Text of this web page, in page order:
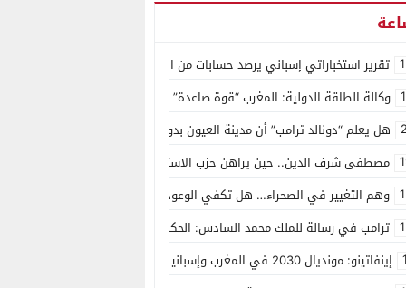
تقرير استخباراتي إسباني يرصد حسابات من الجزائر وأرقاما بـ”213+” ضمن حملة رقمية منظمة حرّضت على اقتحام سبتة
وكالة الطاقة الدولية: المغرب “قوة صاعدة” في سوق المعادن الاستراتيجية
هل يعلم “دونالد ترامب” أن مدينة العيون بدون ماء؟
مصطفى شرف الدين.. حين يراهن حزب الاستقلال على الكفاءة ويمنح الشباب
وهم التغيير في الصحراء… هل تكفي الوعود الفارغة لصناعة الواقع؟
ترامب في رسالة للملك محمد السادس: الحكم الذاتي هو الأساس الوحيد لحل
إينفاتينو: مونديال 2030 في المغرب وإسبانيا والبرتغال سيكون “الأجمل في التاريخ”